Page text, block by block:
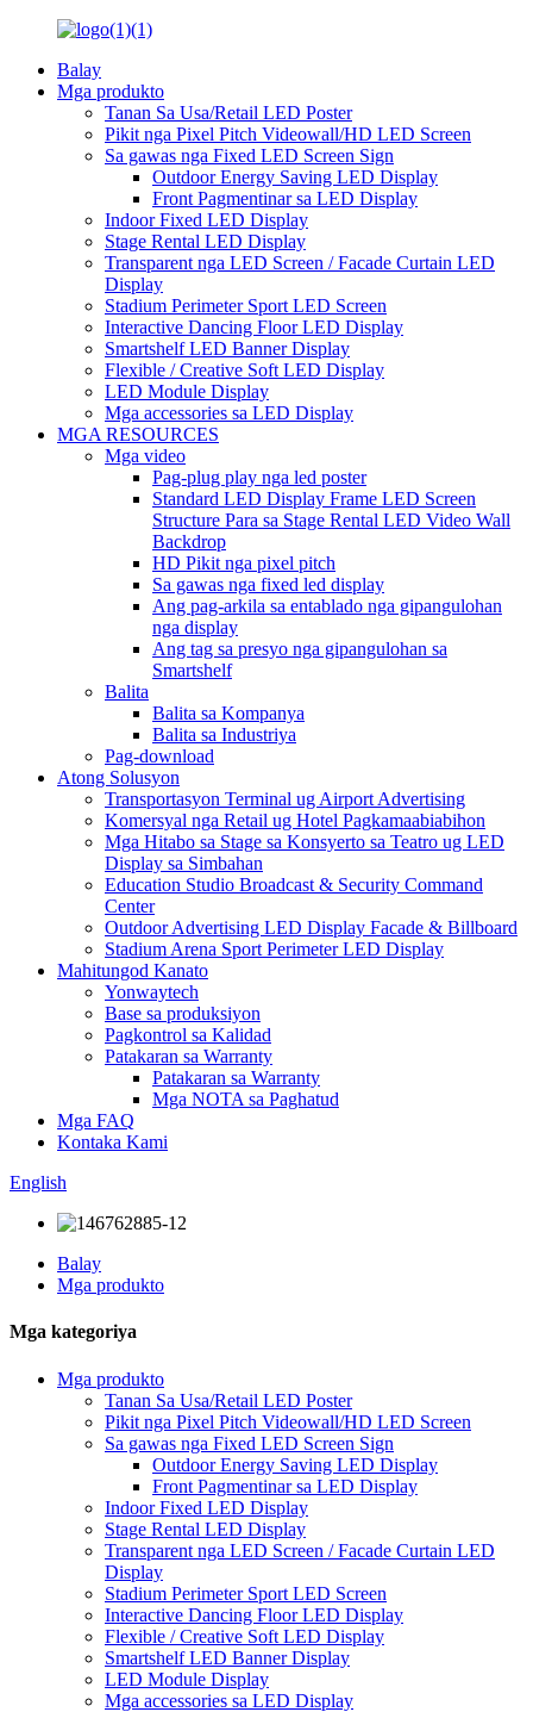
Balay
Mga produkto
Tanan Sa Usa/Retail LED Poster
Pikit nga Pixel Pitch Videowall/HD LED Screen
Sa gawas nga Fixed LED Screen Sign
Outdoor Energy Saving LED Display
Front Pagmentinar sa LED Display
Indoor Fixed LED Display
Stage Rental LED Display
Transparent nga LED Screen / Facade Curtain LED
Display
Stadium Perimeter Sport LED Screen
Interactive Dancing Floor LED Display
Smartshelf LED Banner Display
Flexible / Creative Soft LED Display
LED Module Display
Mga accessories sa LED Display
MGA RESOURCES
Mga video
Pag-plug play nga led poster
Standard LED Display Frame LED Screen
Structure Para sa Stage Rental LED Video Wall
Backdrop
HD Pikit nga pixel pitch
Sa gawas nga fixed led display
Ang pag-arkila sa entablado nga gipangulohan
nga display
Ang tag sa presyo nga gipangulohan sa
Smartshelf
Balita
Balita sa Kompanya
Balita sa Industriya
Pag-download
Atong Solusyon
Transportasyon Terminal ug Airport Advertising
Komersyal nga Retail ug Hotel Pagkamaabiabihon
Mga Hitabo sa Stage sa Konsyerto sa Teatro ug LED
Display sa Simbahan
Education Studio Broadcast & Security Command
Center
Outdoor Advertising LED Display Facade & Billboard
Stadium Arena Sport Perimeter LED Display
Mahitungod Kanato
Yonwaytech
Base sa produksiyon
Pagkontrol sa Kalidad
Patakaran sa Warranty
Patakaran sa Warranty
Mga NOTA sa Paghatud
Mga FAQ
Kontaka Kami
English
Balay
Mga produkto
Mga kategoriya
Mga produkto
Tanan Sa Usa/Retail LED Poster
Pikit nga Pixel Pitch Videowall/HD LED Screen
Sa gawas nga Fixed LED Screen Sign
Outdoor Energy Saving LED Display
Front Pagmentinar sa LED Display
Indoor Fixed LED Display
Stage Rental LED Display
Transparent nga LED Screen / Facade Curtain LED
Display
Stadium Perimeter Sport LED Screen
Interactive Dancing Floor LED Display
Flexible / Creative Soft LED Display
Smartshelf LED Banner Display
LED Module Display
Mga accessories sa LED Display